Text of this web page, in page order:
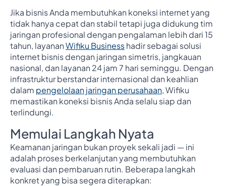
Jika bisnis Anda membutuhkan koneksi internet yang
tidak hanya cepat dan stabil tetapi juga didukung tim
jaringan profesional dengan pengalaman lebih dari 15
tahun, layananWifiku Businesshadir sebagai solusi
internet bisnis dengan jaringan simetris, jangkauan
nasional, dan layanan 24 jam 7 hari seminggu. Dengan
infrastruktur berstandar internasional dan keahlian
dalam pengelolaan jaringan perusahaan, Wifiku
memastikan koneksi bisnis Anda selalu siap dan
terlindungi.
Memulai Langkah Nyata
Keamanan jaringan bukan proyek sekali jadi — ini
adalah proses berkelanjutan yang membutuhkan
evaluasi dan pembaruan rutin. Beberapa langkah
konkret yang bisa segera diterapkan: